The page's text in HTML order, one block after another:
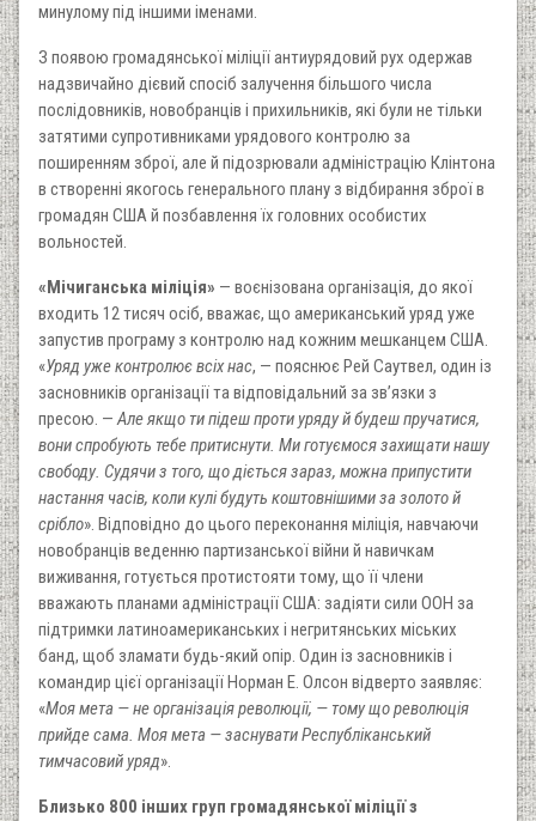
минулому під іншими іменами.
З появою громадянської міліції антиурядовий рух одержав
надзвичайно дієвий спосіб залучення більшого числа
послідовників, новобранців і прихильників, які були не тільки
затятими супротивниками урядового контролю за
поширенням зброї, але й підозрювали адміністрацію Клінтона
в створенні якогось генерального плану з відбирання зброї в
громадян США й позбавлення їх головних особистих
вольностей.
«Мічиганська міліція» — воєнізована організація, до якої
входить 12 тисяч осіб, вважає, що американський уряд уже
запустив програму з контролю над кожним мешканцем США.
«Уряд уже контролює всіх нас, — пояснює Рей Саутвел, один із
засновників організації та відповідальний за зв’язки з
пресою. —Але якщо ти підеш проти уряду й будеш пручатися,
вони спробують тебе притиснути. Ми готуємося захищати нашу
свободу. Судячи з того, що діється зараз, можна припустити
настання часів, коли кулі будуть коштовнішими за золото й
срібло». Відповідно до цього переконання міліція, навчаючи
новобранців веденню партизанської війни й навичкам
виживання, готується протистояти тому, що її члени
вважають планами адміністрації США: задіяти сили ООН за
підтримки латиноамериканських і негритянських міських
банд, щоб зламати будь-який опір. Один із засновників і
командир цієї організації Норман Е. Олсон відверто заявляє:
«Моя мета — не організація революції, — тому що революція
прийде сама. Моя мета — заснувати Республіканський
тимчасовий уряд».
Близько 800 інших груп громадянської міліції з